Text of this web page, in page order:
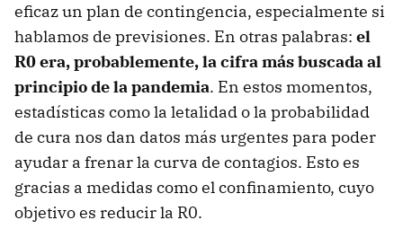
eficaz un plan de contingencia, especialmente si
hablamos de previsiones. En otras palabras: el
R0 era, probablemente, la cifra más buscada al
principio de la pandemia. En estos momentos,
estadísticas como la letalidad o la probabilidad
de cura nos dan datos más urgentes para poder
ayudar a frenar la curva de contagios. Esto es
gracias a medidas como el confinamiento, cuyo
objetivo es reducir la R0.